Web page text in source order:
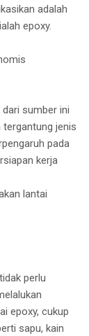
adalah
epoxy.
sumber ini
jenis
pada
kerja
lantai
perlu
epoxy, cukup
sapu, kain